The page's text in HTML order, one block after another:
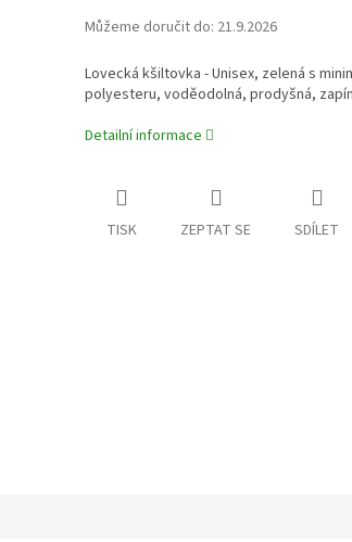
Můžeme doručit do: 21.9.2026
Lovecká kšiltovka - Unisex, zelená s
polyesteru, voděodolná, prodyšná,
Detailní informace
TISK ZEPTAT SE SDÍLET